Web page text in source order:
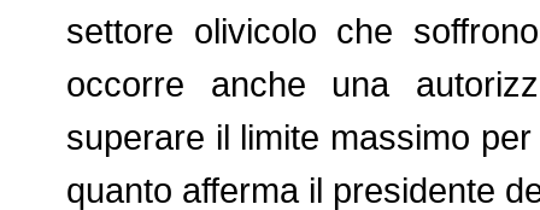
settore olivicolo che
occorre anche una
superare il limite massimo per
quanto afferma il presidente